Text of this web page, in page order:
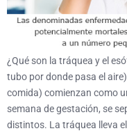
¿Qué son la tráquea y el
tubo por donde pasa el
comida) comienzan como
semana de gestación, se
distintos. La tráquea lleva